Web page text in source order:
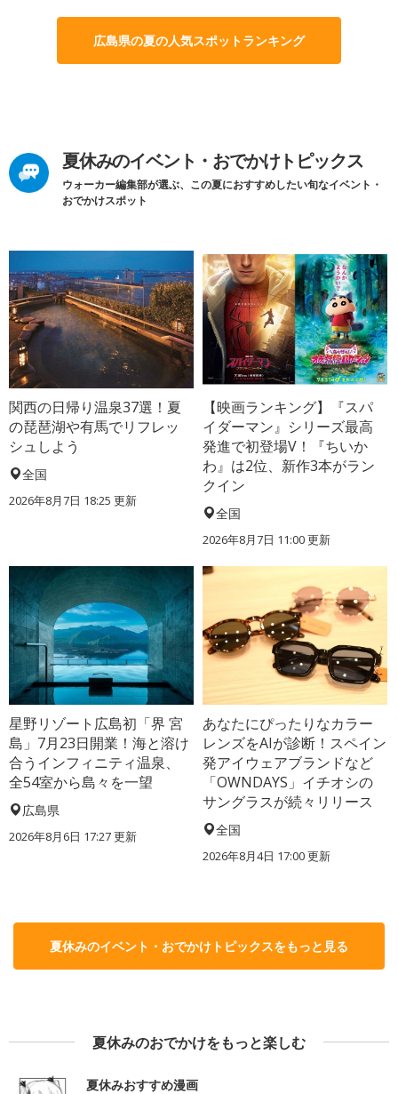
広島県の夏の人気スポットランキング
夏休みのイベント・おでかけトピックス
ウォーカー編集部が選ぶ、この夏におすすめしたい旬なイベント・
おでかけスポット
関西の日帰り温泉37選！夏
の琵琶湖や有馬でリフレッ
シュしよう
全国
2026年8月7日 18:25 更新
【映画ランキング】『スパ
イダーマン』シリーズ最高
発進で初登場V！『ちいか
わ』は2位、新作3本がラン
クイン
全国
2026年8月7日 11:00更新
星野リゾート広島初「界 宮
島」7月23日開業！海と溶け
合うインフィニティ温泉、
全54室から島々を一望
広島県
2026年8月6日 17:27更新
あなたにぴったりなカラー
レンズをAIが診断！スペイン
発アイウェアブランドなど
「OWNDAYS」イチオシの
サングラスが続々リリース
全国
2026年8月4日 17:00更新
夏休みのイベント・おでかけトピックスをもっと見る
夏休みのおでかけをもっと楽しむ
夏休みおすすめ漫画